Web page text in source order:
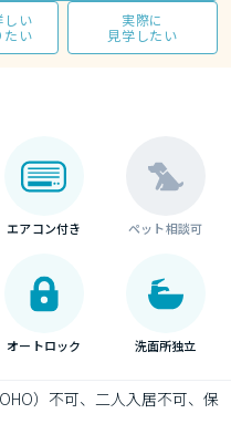
しい
たい
実際に
見学したい
エアコン付き ペット相談可
オートロック 洗面所独立
）不可、二人入居不可、保